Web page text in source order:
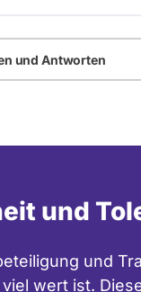
und Antworten
und
und
wert ist.